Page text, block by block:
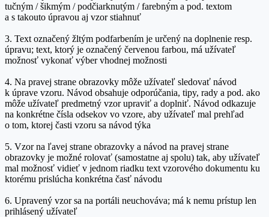
tučným / šikmým / podčiarknutým / farebným a pod. textom
a s takouto úpravou aj vzor stiahnuť
3. Text označený žltým podfarbením je určený na doplnenie resp.
úpravu; text, ktorý je označený červenou farbou, má užívateľ
možnosť vykonať výber vhodnej možnosti
4. Na pravej strane obrazovky môže užívateľ sledovať návod
k úprave vzoru. Návod obsahuje odporúčania, tipy, rady a pod. ako
môže užívateľ predmetný vzor upraviť a doplniť. Návod odkazuje
na konkrétne čísla odsekov vo vzore, aby užívateľ mal prehľad
o tom, ktorej časti vzoru sa návod týka
5. Vzor na ľavej strane obrazovky a návod na pravej strane
obrazovky je možné rolovať (samostatne aj spolu) tak, aby užívateľ
mal možnosť vidieť v jednom riadku text vzorového dokumentu ku
ktorému prislúcha konkrétna časť návodu
6. Upravený vzor sa na portáli neuchováva; má k nemu prístup len
prihlásený užívateľ